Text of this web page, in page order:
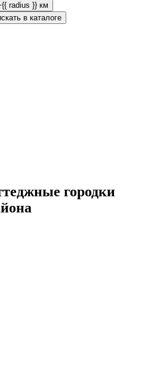
radius }} км
в каталоге
городки